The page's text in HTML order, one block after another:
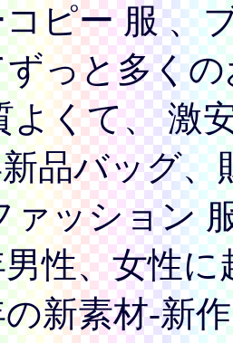
ピー 服 、
っと多く
よくて、 激
品バッグ、
ァッション
性、女性に
新素材-新